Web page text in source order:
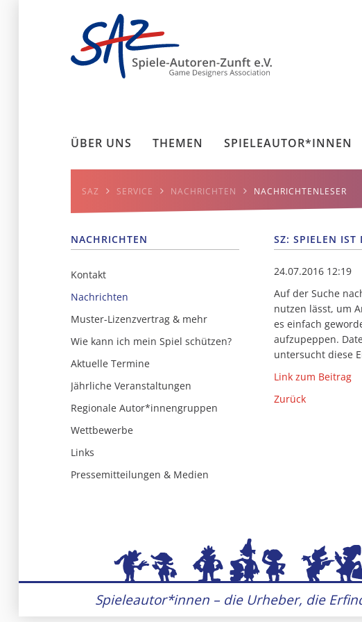
ÜBER UNS THEMEN SPIELEAUTOR*INNEN
SAZ SERVICE NACHRICHTEN NACHRICHTENLESER
NACHRICHTEN
Kontakt
Nachrichten
Muster-Lizenzvertrag & mehr
Wie kann ich mein Spiel schützen?
Aktuelle Termine
Jährliche Veranstaltungen
Regionale Autor*innengruppen
Wettbewerbe
Links
Pressemitteilungen & Medien
SZ: SPIELEN IST
24.07.2016 12:19
Auf der Suche
nutzen lässt, um
es einfach
aufzupeppen.
untersucht diese
Link zum Beitrag
Zurück
Spieleautor*innen – die Urheber, die